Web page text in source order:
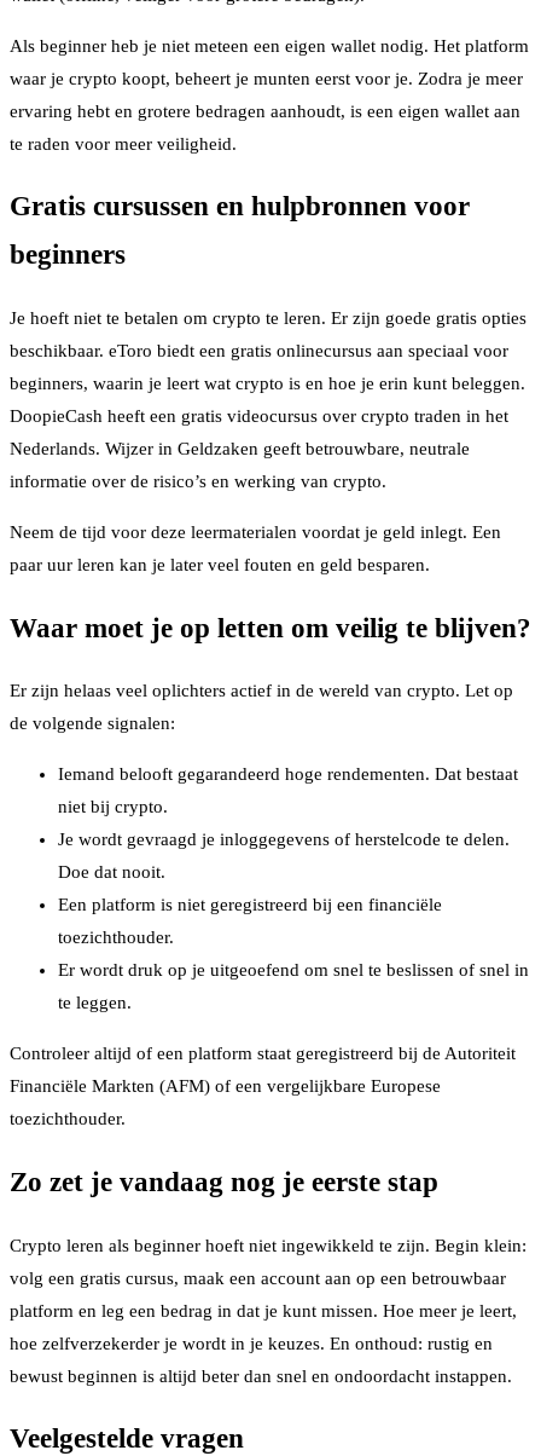
Als beginner heb je niet meteen een eigen wallet nodig. Het platform
waar je crypto koopt, beheert je munten eerst voor je. Zodra je meer
ervaring hebt en grotere bedragen aanhoudt, is een eigen wallet aan
te raden voor meer veiligheid.
Gratis cursussen en hulpbronnen voor
beginners
Je hoeft niet te betalen om crypto te leren. Er zijn goede gratis opties
beschikbaar. eToro biedt een gratis onlinecursus aan speciaal voor
beginners, waarin je leert wat crypto is en hoe je erin kunt beleggen.
DoopieCash heeft een gratis videocursus over crypto traden in het
Nederlands. Wijzer in Geldzaken geeft betrouwbare, neutrale
informatie over de risico’s en werking van crypto.
Neem de tijd voor deze leermaterialen voordat je geld inlegt. Een
paar uur leren kan je later veel fouten en geld besparen.
Waar moet je op letten om veilig te blijven?
Er zijn helaas veel oplichters actief in de wereld van crypto. Let op
de volgende signalen:
Iemand belooft gegarandeerd hoge rendementen. Dat bestaat
niet bij crypto.
Je wordt gevraagd je inloggegevens of herstelcode te delen.
Doe dat nooit.
Een platform is niet geregistreerd bij een financiële
toezichthouder.
Er wordt druk op je uitgeoefend om snel te beslissen of snel in
te leggen.
Controleer altijd of een platform staat geregistreerd bij de Autoriteit
Financiële Markten (AFM) of een vergelijkbare Europese
toezichthouder.
Zo zet je vandaag nog je eerste stap
Crypto leren als beginner hoeft niet ingewikkeld te zijn. Begin klein:
volg een gratis cursus, maak een account aan op een betrouwbaar
platform en leg een bedrag in dat je kunt missen. Hoe meer je leert,
hoe zelfverzekerder je wordt in je keuzes. En onthoud: rustig en
bewust beginnen is altijd beter dan snel en ondoordacht instappen.
Veelgestelde vragen